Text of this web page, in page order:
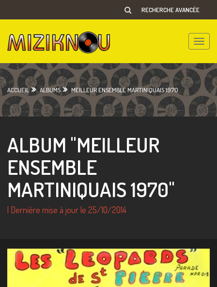
RECHERCHE AVANCÉE
Toggle
ACCUEIL ALBUMS MEILLEUR ENSEMBLE MARTINIQUAIS 1970
ALBUM "MEILLEUR
ENSEMBLE
MARTINIQUAIS 1970"
| Dernière mise à jour le 25/10/2014